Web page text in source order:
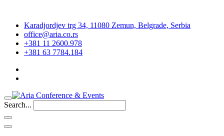
Karadjordjev trg 34, 11080 Zemun, Belgrade, Serbia
office@aria.co.rs
+381 11 2600.978
+381 63 7784.184
Search...